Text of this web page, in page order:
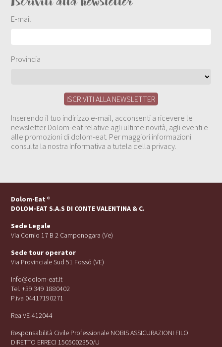
E-mail
Provincia
Inserendo il tuo indirizzo e-mail, acconsenti a ricevere le
newsletter Dolom-eat relative agli ultime novità, agli eventi e
alle promozioni di dolom-eat. Per maggiori informazioni
consulta la nostra Informativa a tutela della privacy.
Dolom-Eat ®
DOLOM-EAT S.A.S DI CONTE VALENTINA & C.
Sede Legale
Via Cornio 17 B 2 Camponogara (Ve)
Sede tour operator
Via Provinciale Sud 51 Fossó (VE)
info@dolom-eat.it
Tel. +39 349 1880402
P.iva 04417190271
Rea VE-412044
Responsabilità Civile Professionale NOBIS ASSICURAZIONI FILO
DIRETTO ERRECI 1505002350/U